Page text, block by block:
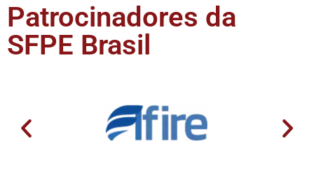
Patrocinadores da
SFPE Brasil